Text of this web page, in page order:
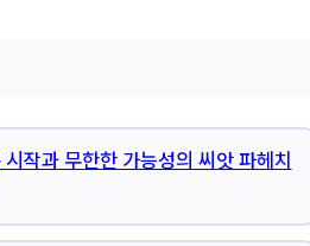
작과 무한한 가능성의 씨앗 파헤치